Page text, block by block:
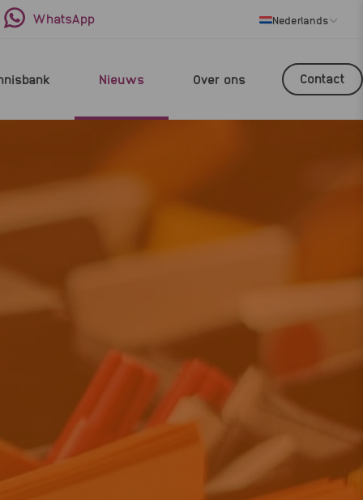
WhatsApp Nederlands
Nieuws Over ons Contact